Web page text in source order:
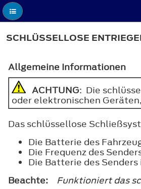
SCHLÜSSELLOSE
Allgemeine Informationen
ACHTUNG: Die
oder elektronischen
Das schlüssellose
Die Batterie des
Die Frequenz des
Die Batterie des
Beachte:
Funktioniert das